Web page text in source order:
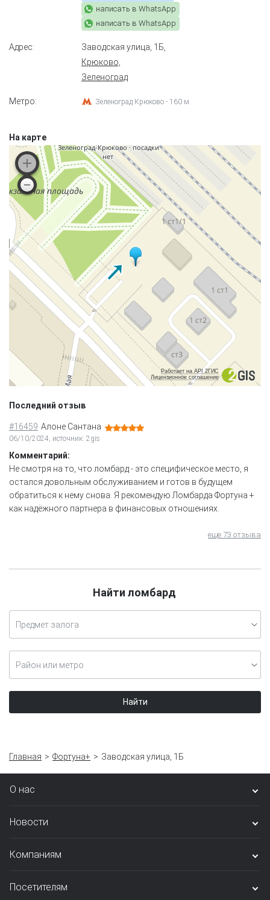
написать в WhatsApp
написать в WhatsApp
Адрес: Заводская улица, 1Б,
Крюково,
Зеленоград
Метро: Зеленоград Крюково - 160 м.
На карте
Работает на API 2ГИС
Лицензионное соглашение
Последний отзыв
#16459 Алоне Сантана
06/10/2024, источник: 2gis
Комментарий:
Не смотря на то, что ломбард - это специфическое место, я
остался довольным обслуживанием и готов в будущем
обратиться к нему снова. Я рекомендую Ломбарда Фортуна +
как надёжного партнера в финансовых отношениях.
еще 73 отзыва
Найти ломбард
Предмет залога
Район или метро
Найти
Главная Фортуна+ Заводская улица, 1Б
О нас
Новости
Компаниям
Посетителям